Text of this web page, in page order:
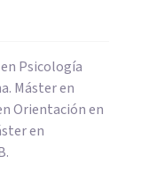
Psicología
Máster en
Orientación en
en